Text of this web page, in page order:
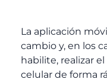
La aplicación
cambio y, en los
habilite, realizar
celular de forma